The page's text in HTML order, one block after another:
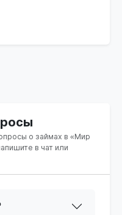
о займах в «Мир
в чат или